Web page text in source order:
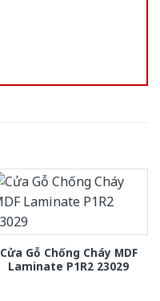
Cửa Gỗ Chống Cháy MDF
Laminate P1R2 23029